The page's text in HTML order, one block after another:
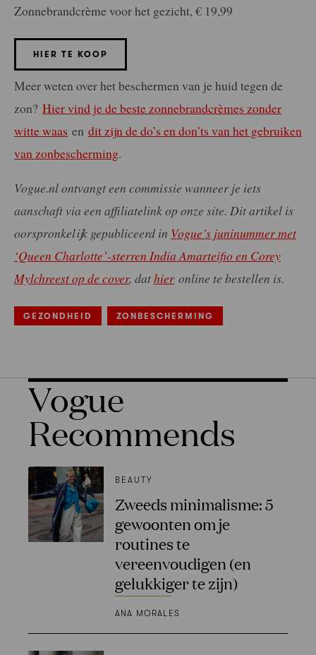
Zonnebrandcrème voor het gezicht, € 19,99
HIER TE KOOP
Meer weten over het beschermen van je huid tegen de
zon? Hier vind je de beste zonnebrandcrèmes zonder
witte waas en dit zijn de do’s en don’ts van het gebruiken
van zonbescherming.
Vogue.nl ontvangt een commissie wanneer je iets
aanschaft via een affiliatelink op onze site. Dit artikel is
oorspronkelijk gepubliceerd in Vogue’s juninummer met
‘Queen Charlotte’-sterren India Amarteifio en Corey
Mylchreest op de cover, dathier online te bestellen is.
GEZONDHEID ZONBESCHERMING
Vogue
Recommends
BEAUTY
Zweeds minimalisme: 5
gewoonten om je
routines te
vereenvoudigen (en
gelukkiger te zijn)
ANA MORALES